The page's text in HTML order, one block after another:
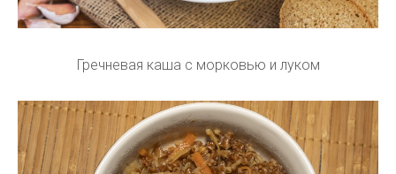
Гречневая каша с морковью и луком